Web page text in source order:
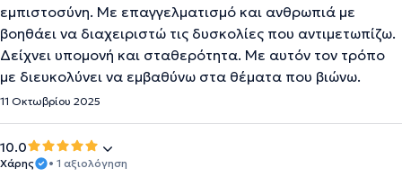
εμπιστοσύνη. Με επαγγελματισμό και ανθρωπιά με
βοηθάει να διαχειριστώ τις δυσκολίες που αντιμετωπίζω.
Δείχνει υπομονή και σταθερότητα. Με αυτόν τον τρόπο
με διευκολύνει να εμβαθύνω στα θέματα που βιώνω.
11 Οκτωβρίου 2025
10.0
Χάρης • 1 αξιολόγηση